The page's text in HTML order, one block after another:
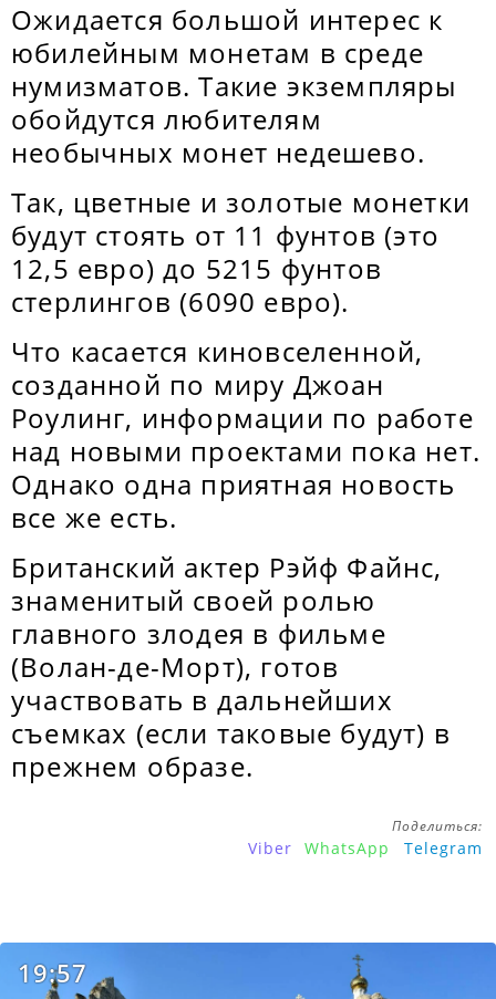
Ожидается большой интерес к
юбилейным монетам в среде
нумизматов. Такие экземпляры
обойдутся любителям
необычных монет недешево.
Так, цветные и золотые монетки
будут стоять от 11 фунтов (это
12,5 евро) до 5215 фунтов
стерлингов (6090 евро).
Что касается киновселенной,
созданной по миру Джоан
Роулинг, информации по работе
над новыми проектами пока нет.
Однако одна приятная новость
все же есть.
Британский актер Рэйф Файнс,
знаменитый своей ролью
главного злодея в фильме
(Волан-де-Морт), готов
участвовать в дальнейших
съемках (если таковые будут) в
прежнем образе.
Поделиться:
Viber WhatsApp Telegram
19:57